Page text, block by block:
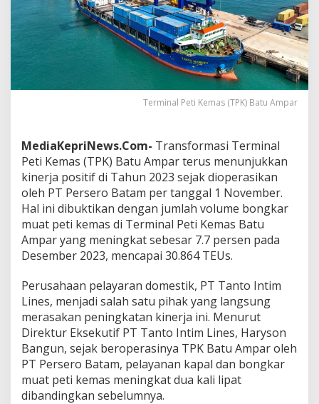
k
a
r
M
K
e
m
a
s
B
a
t
u
p
a
r
M
n
i
n
g
Terminal Peti Kemas (TPK) Batu Ampar
MediaKepriNews.Com- Transformasi Terminal
Peti Kemas (TPK) Batu Ampar terus menunjukkan
kinerja positif di Tahun 2023 sejak dioperasikan
oleh PT Persero Batam per tanggal 1 November.
Hal ini dibuktikan dengan jumlah volume bongkar
muat peti kemas di Terminal Peti Kemas Batu
Ampar yang meningkat sebesar 7.7 persen pada
Desember 2023, mencapai 30.864 TEUs.
Perusahaan pelayaran domestik, PT Tanto Intim
Lines, menjadi salah satu pihak yang langsung
merasakan peningkatan kinerja ini. Menurut
Direktur Eksekutif PT Tanto Intim Lines, Haryson
Bangun, sejak beroperasinya TPK Batu Ampar oleh
PT Persero Batam, pelayanan kapal dan bongkar
muat peti kemas meningkat dua kali lipat
dibandingkan sebelumnya.